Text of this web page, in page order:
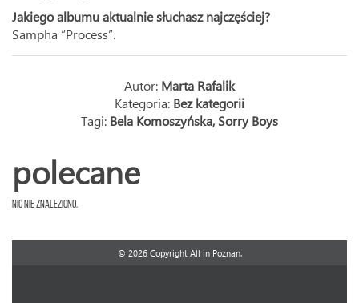
Jakiego albumu aktualnie słuchasz najczęściej?
Sampha “Process”.
Autor: Marta Rafalik
Kategoria: Bez kategorii
Tagi: Bela Komoszyńska, Sorry Boys
polecane
Nic nie znaleziono.
© 2026 Copyright All in Poznan.